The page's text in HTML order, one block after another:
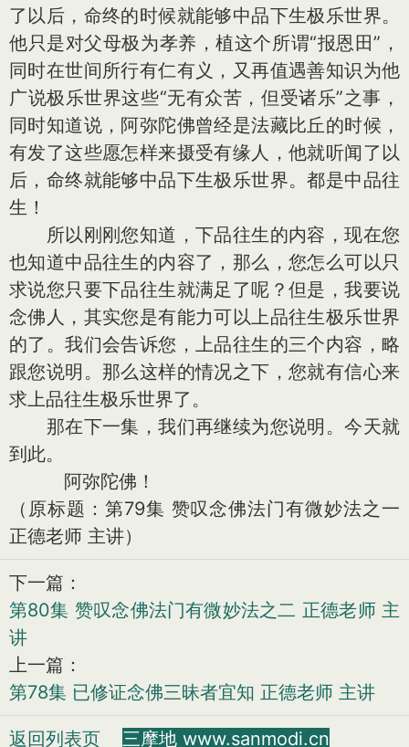
了以后，命终的时候就能够中品下生极乐世界。
他只是对父母极为孝养，植这个所谓“报恩田”，
同时在世间所行有仁有义，又再值遇善知识为他
广说极乐世界这些“无有众苦，但受诸乐”之事，
同时知道说，阿弥陀佛曾经是法藏比丘的时候，
有发了这些愿怎样来摄受有缘人，他就听闻了以
后，命终就能够中品下生极乐世界。都是中品往
生！
所以刚刚您知道，下品往生的内容，现在您
也知道中品往生的内容了，那么，您怎么可以只
求说您只要下品往生就满足了呢？但是，我要说
念佛人，其实您是有能力可以上品往生极乐世界
的了。我们会告诉您，上品往生的三个内容，略
跟您说明。那么这样的情况之下，您就有信心来
求上品往生极乐世界了。
那在下一集，我们再继续为您说明。今天就
到此。
阿弥陀佛！
（原标题：第79集 赞叹念佛法门有微妙法之一
正德老师 主讲）
下一篇：
第80集 赞叹念佛法门有微妙法之二 正德老师 主
讲
上一篇：
第78集 已修证念佛三昧者宜知 正德老师 主讲
返回列表页 三摩地 www.sanmodi.cn